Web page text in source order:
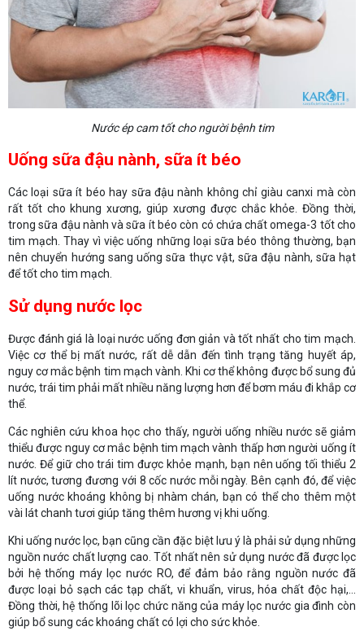
Nước ép cam tốt cho người bệnh tim
Uống sữa đậu nành, sữa ít béo
Các loại sữa ít béo hay sữa đậu nành không chỉ giàu canxi mà còn
rất tốt cho khung xương, giúp xương được chắc khỏe. Đồng thời,
trong sữa đậu nành và sữa ít béo còn có chứa chất omega-3 tốt cho
tim mạch. Thay vì việc uống những loại sữa béo thông thường, bạn
nên chuyển hướng sang uống sữa thực vật, sữa đậu nành, sữa hạt
để tốt cho tim mạch.
Sử dụng nước lọc
Được đánh giá là loại nước uống đơn giản và tốt nhất cho tim mạch.
Việc cơ thể bị mất nước, rất dễ dẫn đến tình trạng tăng huyết áp,
nguy cơ mắc bệnh tim mạch vành. Khi cơ thể không được bổ sung đủ
nước, trái tim phải mất nhiều năng lượng hơn để bơm máu đi khắp cơ
thể.
Các nghiên cứu khoa học cho thấy, người uống nhiều nước sẽ giảm
thiểu được nguy cơ mắc bệnh tim mạch vành thấp hơn người uống ít
nước. Để giữ cho trái tim được khỏe mạnh, bạn nên uống tối thiểu 2
lít nước, tương đương với 8 cốc nước mỗi ngày. Bên cạnh đó, để việc
uống nước khoáng không bị nhàm chán, bạn có thể cho thêm một
vài lát chanh tươi giúp tăng thêm hương vị khi uống.
Khi uống nước lọc, bạn cũng cần đặc biệt lưu ý là phải sử dụng những
nguồn nước chất lượng cao. Tốt nhất nên sử dụng nước đã được lọc
bởi hệ thống máy lọc nước RO, để đảm bảo rằng nguồn nước đã
được loại bỏ sạch các tạp chất, vi khuẩn, virus, hóa chất độc hại,...
Đồng thời, hệ thống lõi lọc chức năng của máy lọc nước gia đình còn
giúp bổ sung các khoáng chất có lợi cho sức khỏe.